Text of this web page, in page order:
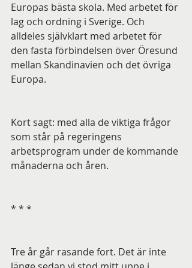
Europas bästa skola. Med arbetet för
lag och ordning i Sverige. Och
alldeles självklart med arbetet för
den fasta förbindelsen över Öresund
mellan Skandinavien och det övriga
Europa.
Kort sagt: med alla de viktiga frågor
som står på regeringens
arbetsprogram under de kommande
månaderna och åren.
* * *
Tre år går rasande fort. Det är inte